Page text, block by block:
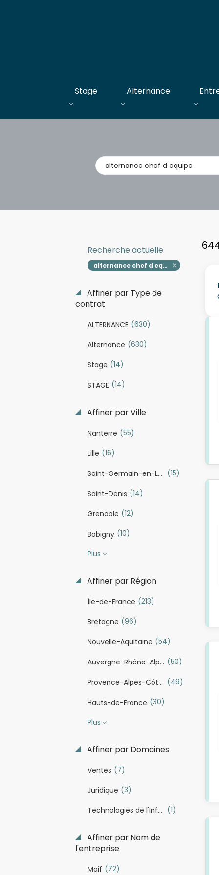
Stage Alternance
Métier,
entreprise,
Recherche actuelle
alternance chef d equipe
Affiner par Type de
contrat
ALTERNANCE (630)
Alternance (630)
Stage (14)
STAGE (14)
Affiner par Ville
Nanterre (55)
Lille (16)
Saint-Germain-en-Laye (15)
Saint-Denis (14)
Grenoble (12)
Bobigny (10)
Plus
Affiner par Région
Île-de-France (213)
Bretagne (96)
Nouvelle-Aquitaine (54)
Auvergne-Rhône-Alpes (50)
Provence-Alpes-Côte d'Azur (49)
Hauts-de-France (30)
Plus
Affiner par Domaines
Ventes (7)
Juridique (3)
Technologies de l'Information / Informatique (1)
Affiner par Nom de
l'entreprise
Maif (72)